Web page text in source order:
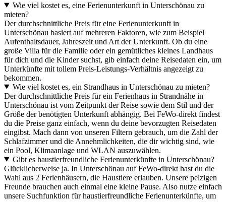
Wie viel kostet es, eine Ferienunterkunft in Unterschönau zu
mieten?
Der durchschnittliche Preis für eine Ferienunterkunft in
Unterschönau basiert auf mehreren Faktoren, wie zum Beispiel
Aufenthaltsdauer, Jahreszeit und Art der Unterkunft. Ob du eine
große Villa für die Familie oder ein gemütliches kleines Landhaus
für dich und die Kinder suchst, gib einfach deine Reisedaten ein, um
Unterkünfte mit tollem Preis-Leistungs-Verhältnis angezeigt zu
bekommen.
Wie viel kostet es, ein Strandhaus in Unterschönau zu mieten?
Der durchschnittliche Preis für ein Ferienhaus in Strandnähe in
Unterschönau ist vom Zeitpunkt der Reise sowie dem Stil und der
Größe der benötigten Unterkunft abhängig. Bei FeWo-direkt findest
du die Preise ganz einfach, wenn du deine bevorzugten Reisedaten
eingibst. Mach dann von unseren Filtern gebrauch, um die Zahl der
Schlafzimmer und die Annehmlichkeiten, die dir wichtig sind, wie
ein Pool, Klimaanlage und WLAN auszuwählen.
Gibt es haustierfreundliche Ferienunterkünfte in Unterschönau?
Glücklicherweise ja. In Unterschönau auf FeWo-direkt hast du die
Wahl aus 2 Ferienhäusern, die Haustiere erlauben. Unsere pelzigen
Freunde brauchen auch einmal eine kleine Pause. Also nutze einfach
unsere Suchfunktion für haustierfreundliche Ferienunterkünfte, um